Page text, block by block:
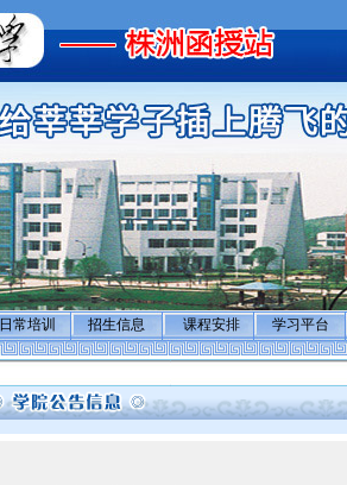
日常培训 招生信息 课程安排 学习平台